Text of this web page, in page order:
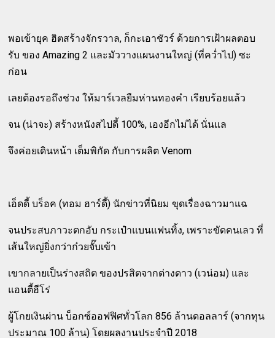
พอเข้ายุค ฮิตสร้างจักรวาล, ก็กะเอาชัวร์ ด้วยการเฝ้าผลตอบ
รับ ของ Amazing 2 และมัววางแผนงานใหญ่ (ที่คว่ำไป) ซะ
ก่อน
เลยต้องรอถึงช่วง ให้มาร์เวลยืมห่านทองคำ เรียบร้อยแล้ว
จน (น่าจะ) สร้างหนังสไปดี้ 100%, เองอีกไม่ได้ นั่นแล
จึงค่อยเดินหน้า เต็มพิกัด กับการผลิต Venom
เอ็ดดี้ บร็อค (ทอม ฮาร์ดี้) นักข่าวที่นิยม ขุดเรื่องฉาวมาแฉ
จนประสบภาวะตกอับ กระเป๋าแบนแฟนทิ้ง, เพราะขัดคนเลว ที่
เส้นใหญ่ยิ่งกว่าก๋วยจั๊บเข้า
เขากลายเป็นร่างสถิต ของปรสิตจากต่างดาว (เวน่อม) และ
แอนตี้ฮีโร่
ผู้โกยเงินผ่าน บ็อกซ์ออฟฟิศทั่วโลก 856 ล้านดอลลาร์ (จากทุน
ประมาณ 100 ล้าน) โดยผลงานประจำปี 2018